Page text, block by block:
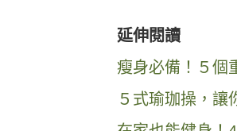
延伸閱讀
瘦身必備！５個
５式瑜珈操，讓